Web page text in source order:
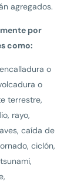
agregados.
por
como:
o
o
terrestre,
rayo,
caída de
ciclón,